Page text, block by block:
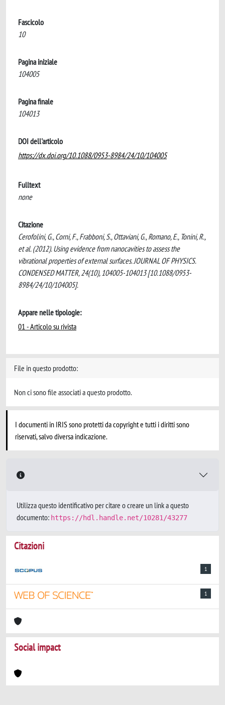
Fascicolo
10
Pagina iniziale
104005
Pagina finale
104013
DOI dell'articolo
https://dx.doi.org/10.1088/0953-8984/24/10/104005
Fulltext
none
Citazione
Cerofolini, G., Corni, F., Frabboni, S., Ottaviani, G., Romano, E., Tonini, R.,
et al. (2012). Using evidence from nanocavities to assess the
vibrational properties of external surfaces. JOURNAL OF PHYSICS.
CONDENSED MATTER, 24(10), 104005-104013 [10.1088/0953-
8984/24/10/104005].
Appare nelle tipologie:
01 - Articolo su rivista
File in questo prodotto:
Non ci sono file associati a questo prodotto.
I documenti in IRIS sono protetti da copyright e tutti i diritti sono
riservati, salvo diversa indicazione.
Utilizza questo identificativo per citare o creare un link a questo
documento: https://hdl.handle.net/10281/43277
Citazioni
1
1
Social impact